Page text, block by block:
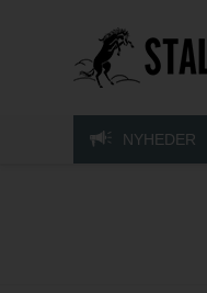
NYHEDER